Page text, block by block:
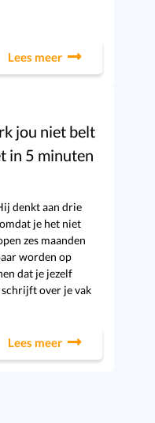
Lees meer
jou niet belt
in 5 minuten
denkt aan drie
je het niet
zes maanden
worden op
dat je jezelf
over je vak
Lees meer